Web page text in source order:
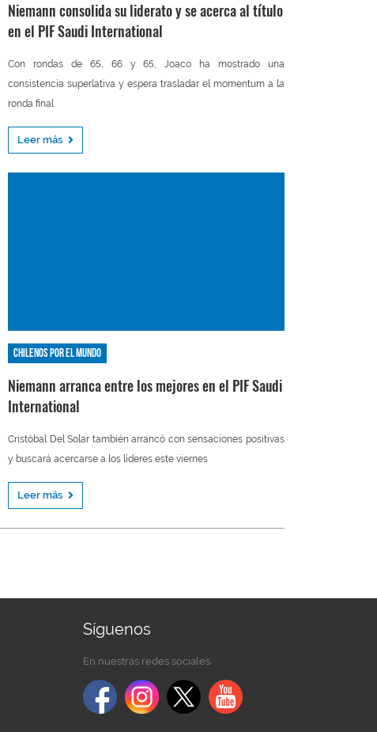
Niemann consolida su liderato y se acerca al título
en el PIF Saudi International
Con rondas de 65, 66 y 65, Joaco ha mostrado una
consistencia superlativa y espera trasladar el momentum a la
ronda final
Leer más
Chilenos por el mundo
Niemann arranca entre los mejores en el PIF Saudi
International
Cristóbal Del Solar también arrancó con sensaciones positivas
y buscará acercarse a los líderes este viernes
Leer más
Síguenos
En nuestras redes sociales